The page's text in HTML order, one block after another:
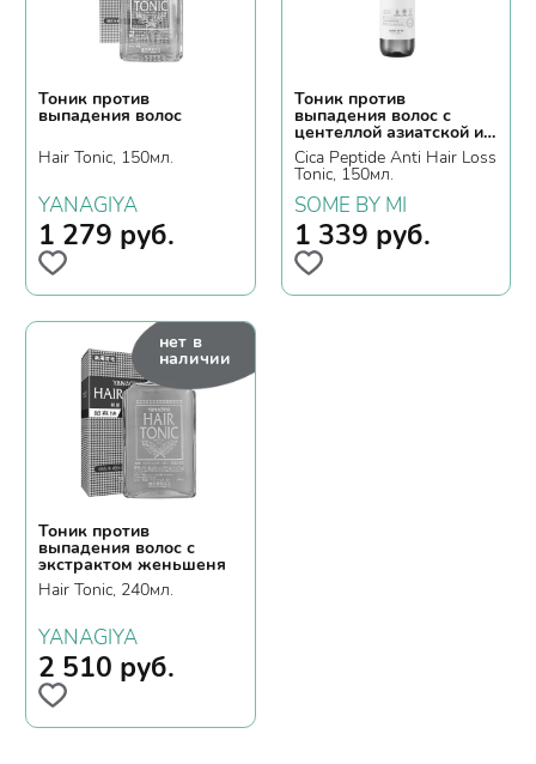
Тоник против
выпадения волос
Hair Tonic, 150мл.
YANAGIYA
1 279 руб.
Тоник против
выпадения волос с
центеллой азиатской и
пептидами
Cica Peptide Anti Hair Loss
Tonic, 150мл.
SOME BY MI
1 339 руб.
нет в
наличии
Тоник против
выпадения волос с
экстрактом женьшеня
Hair Tonic, 240мл.
YANAGIYA
2 510 руб.